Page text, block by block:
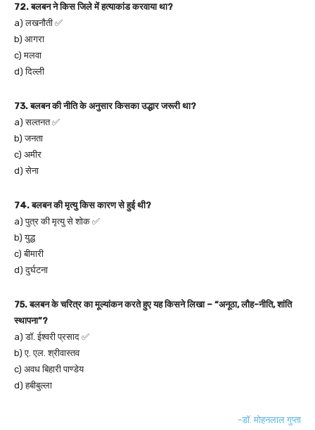
72. बलबन ने किस जिले में हत्याकांड करवाया था?
a) लखनौती ✅
b) आगरा
c) मलवा
d) दिल्ली
73. बलबन की नीति के अनुसार किसका उद्धार जरूरी था?
a) सल्तनत ✅
b) जनता
c) अमीर
d) सेना
74. बलबन की मृत्यु किस कारण से हुई थी?
a) पुत्र की मृत्यु से शोक ✅
b) युद्ध
c) बीमारी
d) दुर्घटना
75. बलबन के चरित्र का मूल्यांकन करते हुए यह किसने लिखा – “अनूठा, लौह-नीति, शांति
स्थापना”?
a) डॉ. ईश्वरी प्रसाद ✅
b) ए. एल. श्रीवास्तव
c) अवध बिहारी पाण्डेय
d) हबीबुल्ला
-डॉ. मोहनलाल गुप्ता